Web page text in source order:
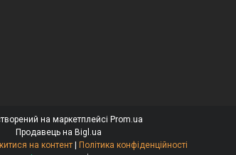
на маркетплейсі Prom.ua
Продавець на Bigl.ua
на контент
Політика конфіденційності